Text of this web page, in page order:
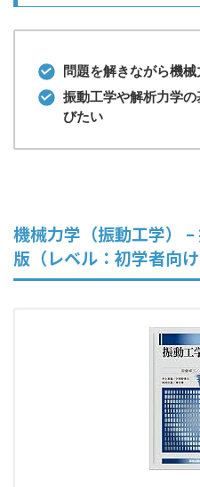
問題を解きながら機
振動工学や解析力学
びたい
機械力学（振動工学）
版（レベル：初学者向け